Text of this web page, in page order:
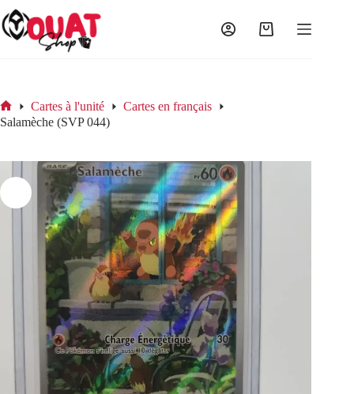
Passer
au
contenu
Panier
Accueil
Cartes à l'unité
Cartes en français
Salamèche (SVP 044)